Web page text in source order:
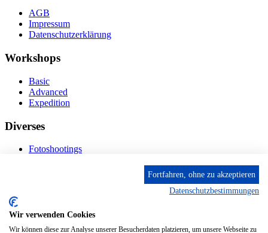
AGB
Impressum
Datenschutzerklärung
Workshops
Basic
Advanced
Expedition
Diverses
Fotoshootings
Kontakt
Fröhnstr. 4-8, 66954 Pirmasens
Diese E-Mail-Adresse ist vor Spambots geschützt! Zur
Fortfahren, ohne zu akzeptieren
Datenschutzbestimmungen
Wir verwenden Cookies
Wir können diese zur Analyse unserer Besucherdaten platzieren, um unsere Webseite zu